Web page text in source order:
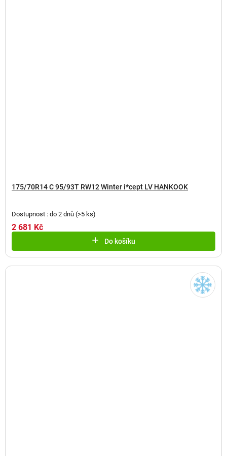
175/70R14 C 95/93T RW12 Winter i*cept LV HANKOOK
Dostupnost : do 2 dnů (>5 ks)
2 681 Kč
Do košíku